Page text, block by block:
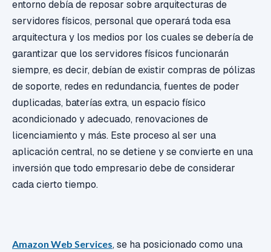
entorno debía de reposar sobre arquitecturas de
servidores físicos, personal que operará toda esa
arquitectura y los medios por los cuales se debería de
garantizar que los servidores físicos funcionarán
siempre, es decir, debían de existir compras de pólizas
de soporte, redes en redundancia, fuentes de poder
duplicadas, baterías extra, un espacio físico
acondicionado y adecuado, renovaciones de
licenciamiento y más. Este proceso al ser una
aplicación central, no se detiene y se convierte en una
inversión que todo empresario debe de considerar
cada cierto tiempo.
Amazon Web Services, se ha posicionado como una